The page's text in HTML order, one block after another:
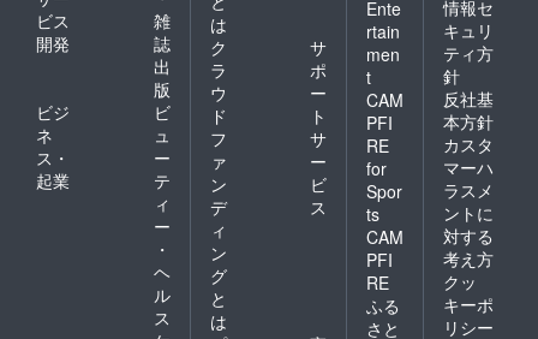
ビス
開発
雑
誌
出
版
ビジ
ネ
ス・
起業
ビ
ュ
ー
テ
ィ
ー
・
ヘ
ル
ス
は
ク
ラ
ウ
ド
フ
ァ
ン
デ
ィ
ン
グ
と
は
サ
ポ
ー
ト
サ
ー
ビ
ス
Ente
rtain
men
t
CAM
PFI
RE
for
Spor
ts
CAM
PFI
RE
ふる
さと
情報セ
キュリ
ティ方
針
反社基
本方針
カスタ
マーハ
ラスメ
ントに
対する
考え方
クッ
キーポ
リシー